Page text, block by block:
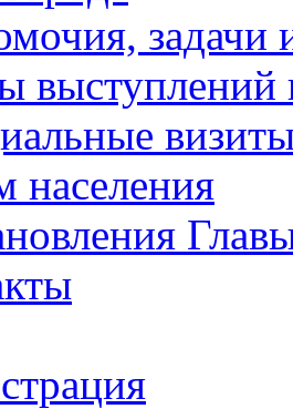
задачи
выступлений
населения